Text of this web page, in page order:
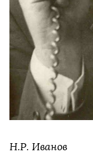
Н.Р. Иванов